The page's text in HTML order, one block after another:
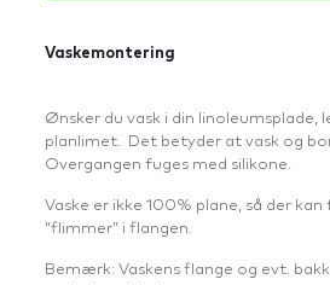
Vaskemontering
Ønsker du vask i din linoleumsplade,
planlimet. Det betyder at vask og
Overgangen fuges med silikone.
Vaske er ikke 100% plane, så der
”flimmer” i flangen.
Bemærk: Vaskens flange og evt.